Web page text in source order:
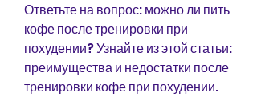
Ответьте на вопрос: можно ли пить
кофе после тренировки при
похудении? Узнайте из этой статьи:
преимущества и недостатки после
тренировки кофе при похудении.